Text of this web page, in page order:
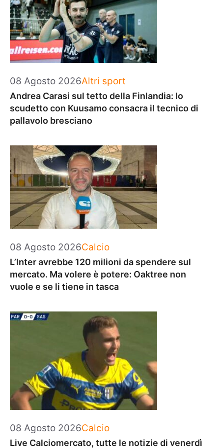
08 Agosto 2026Categorie
Altri sport
Andrea Carasi sul tetto della Finlandia: lo
scudetto con Kuusamo consacra il tecnico di
pallavolo bresciano
08 Agosto 2026Categorie
Calcio
L’Inter avrebbe 120 milioni da spendere sul
mercato. Ma volere è potere: Oaktree non
vuole e se li tiene in tasca
08 Agosto 2026Categorie
Calcio
Live Calciomercato, tutte le notizie di venerdì